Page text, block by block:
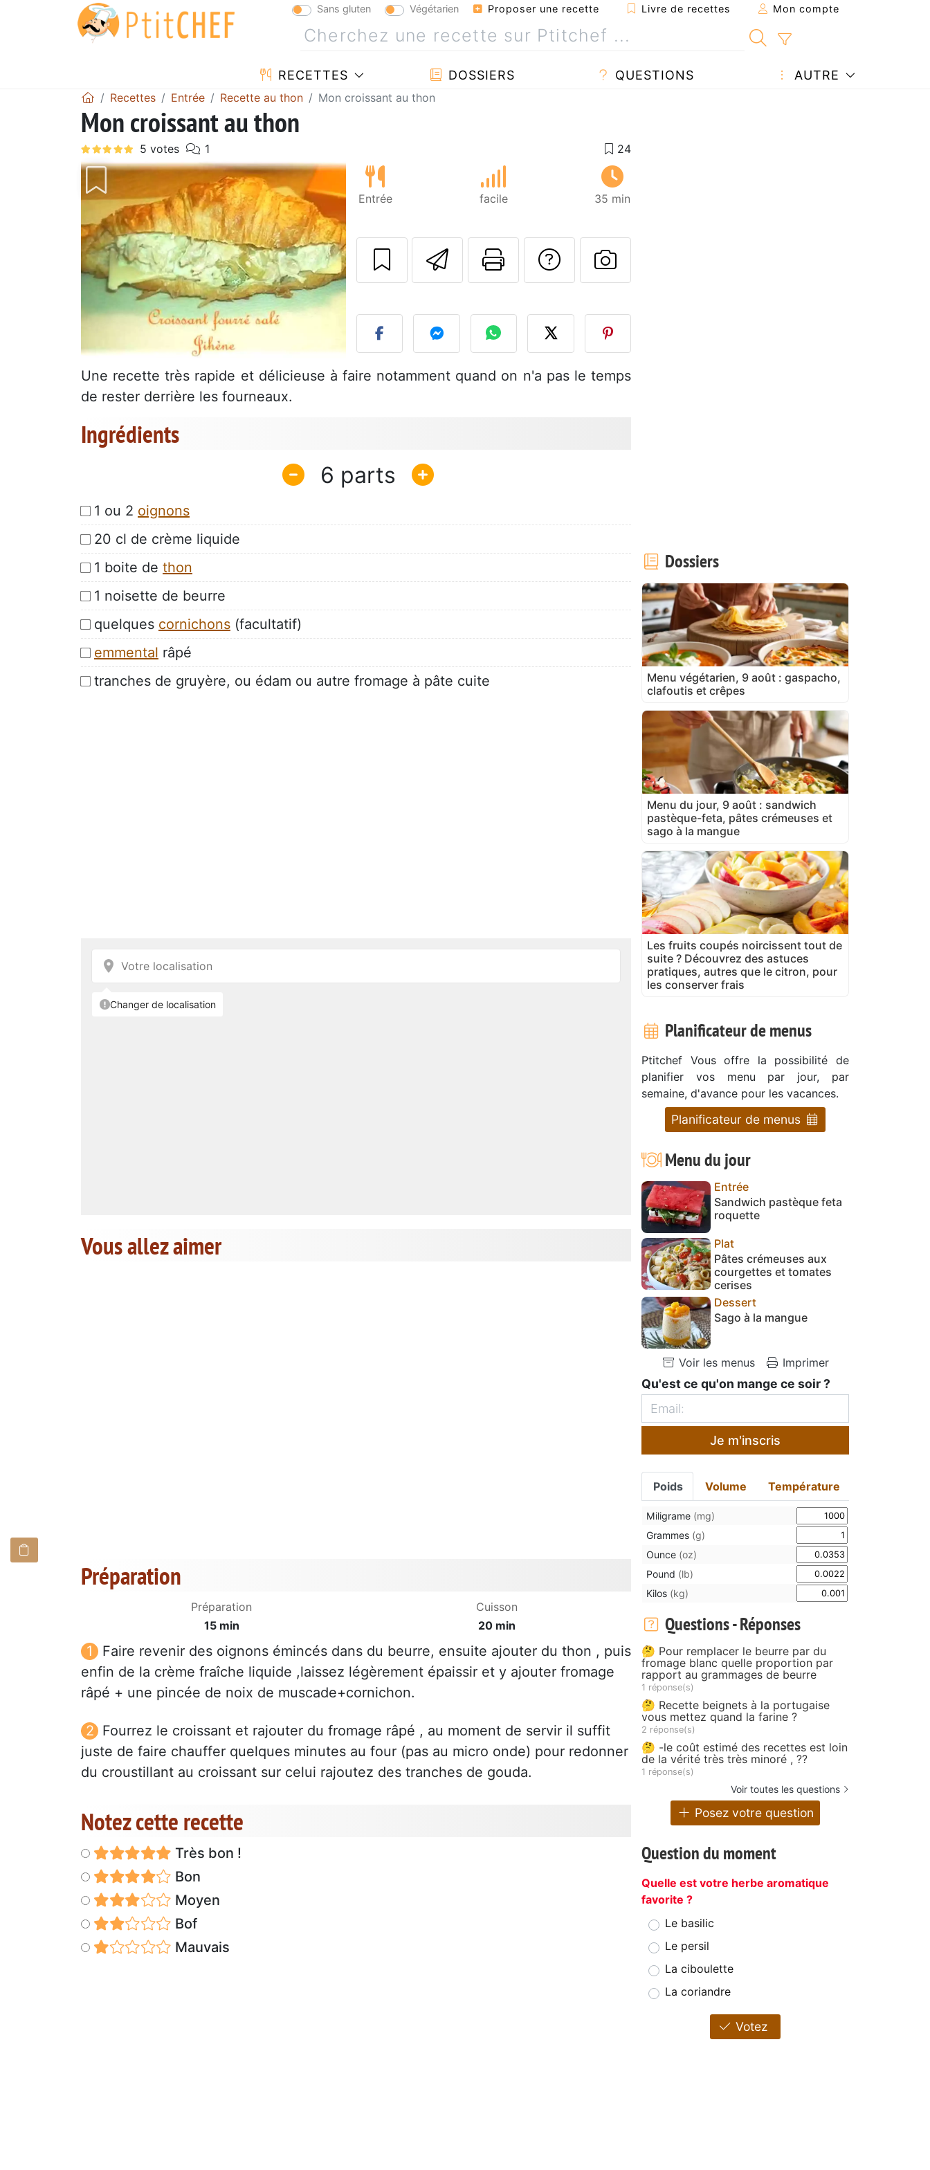
Sans gluten Végétarien Proposer une recette Livre de recettes Mon compte
RECETTES DOSSIERS QUESTIONS AUTRE
Recettes Entrée Recette au thon Mon croissant au thon
Mon croissant au thon
Entrée facile 35 min
Envoyer cette recette à un ami
Imprimer cette page
Poser une question à l'auteur
Publier votre photo de cette
Une recette très rapide et délicieuse à faire notamment quand on n'a pas le temps
de rester derrière les fourneaux.
Ingrédients
6
1 ou 2 oignons
20 cl de crème liquide
1 boite de thon
1 noisette de beurre
quelques cornichons (facultatif)
emmental râpé
tranches de gruyère, ou édam ou autre fromage à pâte cuite
Vous allez aimer
Préparation
Préparation
15 min
Cuisson
20 min
Faire revenir des oignons émincés dans du beurre, ensuite ajouter du thon , puis
enfin de la crème fraîche liquide ,laissez légèrement épaissir et y ajouter fromage
râpé + une pincée de noix de muscade+cornichon.
Fourrez le croissant et rajouter du fromage râpé , au moment de servir il suffit
juste de faire chauffer quelques minutes au four (pas au micro onde) pour redonner
du croustillant au croissant sur celui rajoutez des tranches de gouda.
Notez cette recette
Très bon !
Bon
Moyen
Bof
Mauvais
Dossiers
Menu végétarien, 9 août : gaspacho,
clafoutis et crêpes
Menu du jour, 9 août : sandwich
pastèque-feta, pâtes crémeuses et
sago à la mangue
Les fruits coupés noircissent tout de
suite ? Découvrez des astuces
pratiques, autres que le citron, pour
les conserver frais
Planificateur de menus
Ptitchef Vous offre la possibilité de
planifier vos menu par jour, par
semaine, d'avance pour les vacances.
Planificateur de menus
Menu du jour
Entrée
Sandwich pastèque feta
roquette
Plat
Pâtes crémeuses aux
courgettes et tomates
cerises
Dessert
Sago à la mangue
Voir les menus Imprimer
Qu'est ce qu'on mange ce soir ?
Je m'inscris
Poids Volume Température
Miligrame (mg)
Grammes (g)
Ounce (oz)
Pound (lb)
Kilos (kg)
Questions - Réponses
🤔 Pour remplacer le beurre par du
fromage blanc quelle proportion par
rapport au grammages de beurre
1 réponse(s)
🤔 Recette beignets à la portugaise
vous mettez quand la farine ?
2 réponse(s)
🤔 -le coût estimé des recettes est loin
de la vérité très très minoré , ??
1 réponse(s)
Voir toutes les questions
Posez votre question
Question du moment
Quelle est votre herbe aromatique
favorite ?
Le basilic
Le persil
La ciboulette
La coriandre
Votez